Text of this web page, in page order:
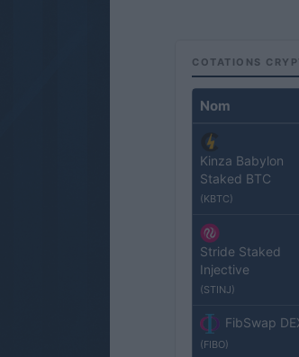
COTATIONS
Nom
Kinza Babylon
Staked BTC
(KBTC)
Stride Staked
Injective
(STINJ)
FibSwap
(FIBO)